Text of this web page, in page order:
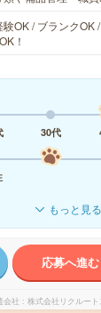
OK / ブランクOK
！
30代
もっと見る
応募へ進む
会社 株式会社リクルー